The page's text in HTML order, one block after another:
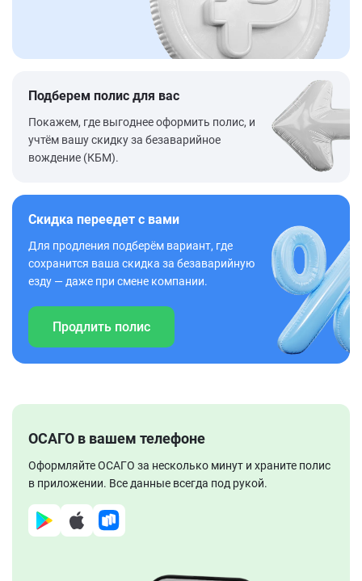
Подберем полис для вас
Покажем, где выгоднее оформить полис, и
учтём вашу скидку за безаварийное
вождение (КБМ).
Скидка переедет с вами
Для продления подберём вариант, где
сохранится ваша скидка за безаварийную
езду — даже при смене компании.
Продлить полис
ОСАГО в вашем телефоне
Оформляйте ОСАГО за несколько минут и храните полис
в приложении. Все данные всегда под рукой.